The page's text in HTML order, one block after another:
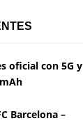
oficial con 5G y
Barcelona –